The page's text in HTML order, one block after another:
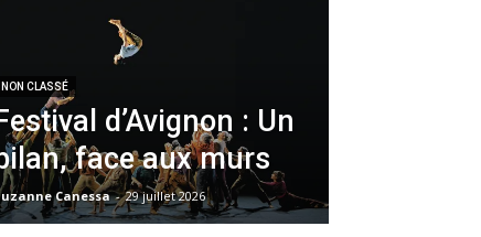
NON CLASSÉ
d’Avignon : Un
face aux murs
Canessa - 29 juillet 2026